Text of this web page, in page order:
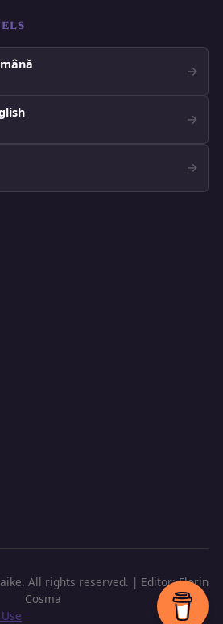
→
→
→
All rights reserved. | Editor: Florin
Cosma